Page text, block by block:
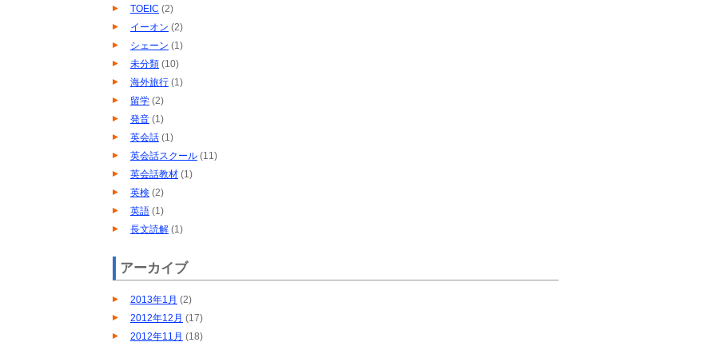
TOEIC (2)
イーオン (2)
シェーン (1)
未分類 (10)
海外旅行 (1)
留学 (2)
発音 (1)
英会話 (1)
英会話スクール (11)
英会話教材 (1)
英検 (2)
英語 (1)
長文読解 (1)
アーカイブ
2013年1月 (2)
2012年12月 (17)
2012年11月 (18)